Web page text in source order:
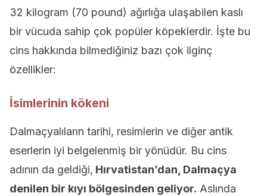
32 kilogram (70 pound) ağırlığa ulaşabilen kaslı
bir vücuda sahip çok popüler köpeklerdir. İşte bu
cins hakkında bilmediğiniz bazı çok ilginç
özellikler:
İsimlerinin kökeni
Dalmaçyalıların tarihi, resimlerin ve diğer antik
eserlerin iyi belgelenmiş bir yönüdür. Bu cins
adının da geldiği, Hırvatistan’dan, Dalmaçya
denilen bir kıyı bölgesinden geliyor. Aslında